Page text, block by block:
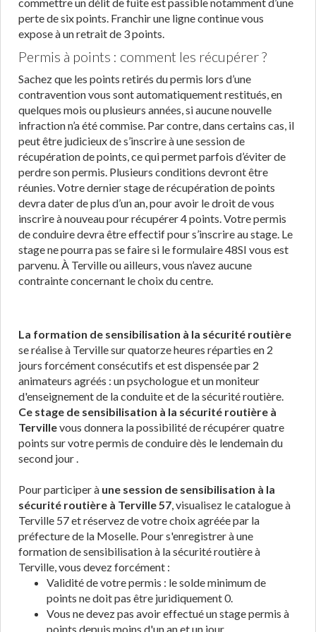
perte de six points. Franchir une ligne continue vous
expose à un retrait de 3 points.
Permis à points : comment les récupérer ?
Sachez que les points retirés du permis lors d’une
contravention vous sont automatiquement restitués, en
quelques mois ou plusieurs années, si aucune nouvelle
infraction n’a été commise. Par contre, dans certains cas, il
peut être judicieux de s’inscrire à une session de
récupération de points, ce qui permet parfois d’éviter de
perdre son permis. Plusieurs conditions devront être
réunies. Votre dernier stage de récupération de points
devra dater de plus d’un an, pour avoir le droit de vous
inscrire à nouveau pour récupérer 4 points. Votre permis
de conduire devra être effectif pour s’inscrire au stage. Le
stage ne pourra pas se faire si le formulaire 48SI vous est
parvenu. À Terville ou ailleurs, vous n’avez aucune
contrainte concernant le choix du centre.
La formation de sensibilisation à la sécurité routière
se réalise à Terville sur quatorze heures réparties en 2
jours forcément consécutifs et est dispensée par 2
animateurs agréés : un psychologue et un moniteur
d'enseignement de la conduite et de la sécurité routière.
Ce stage de sensibilisation à la sécurité routière à
Tervillevous donnera la possibilité de récupérer quatre
points sur votre permis de conduire dès le lendemain du
second jour .
Pour participer à une session de sensibilisation à la
sécurité routière à Terville 57, visualisez le catalogue à
Terville 57 et réservez de votre choix agréée par la
préfecture de la Moselle. Pour s'enregistrer à une
formation de sensibilisation à la sécurité routière à
Terville, vous devez forcément :
Validité de votre permis : le solde minimum de
points ne doit pas être juridiquement 0.
Vous ne devez pas avoir effectué un stage permis à
points depuis moins d'un an et un jour.